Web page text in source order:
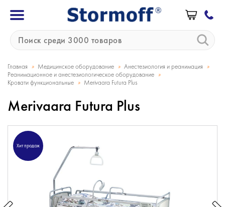
Главная » Медицинское оборудование » Анестезиология и реанимация »
Реанимационное и анестезиологическое оборудование »
Кровати функциональные » Merivaara Futura Plus
Merivaara Futura Plus
Хит продаж